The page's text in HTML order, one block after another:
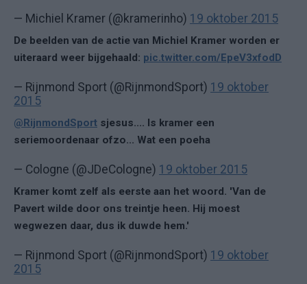
— Michiel Kramer (@kramerinho) 19 oktober 2015
De beelden van de actie van Michiel Kramer worden er
uiteraard weer bijgehaald: pic.twitter.com/EpeV3xfodD
— Rijnmond Sport (@RijnmondSport) 19 oktober
2015
@RijnmondSport sjesus.... Is kramer een
seriemoordenaar ofzo... Wat een poeha
— Cologne (@JDeCologne) 19 oktober 2015
Kramer komt zelf als eerste aan het woord. 'Van de
Pavert wilde door ons treintje heen. Hij moest
wegwezen daar, dus ik duwde hem.'
— Rijnmond Sport (@RijnmondSport) 19 oktober
2015